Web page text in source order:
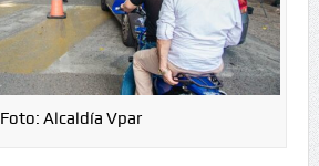
Foto: Alcaldía Vpar